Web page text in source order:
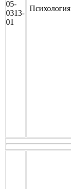
05-
0313-
01
Психология